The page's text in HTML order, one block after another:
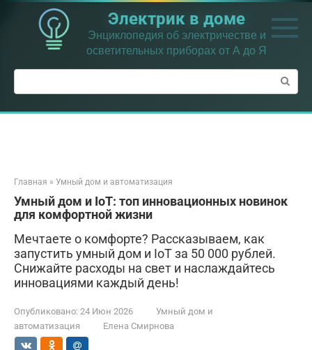
Перейти
контенту
Электрик в доме
Энциклопедия об электричестве и
осветительных приборах от А до Я
Поиск:
Главная » Умный дом и автоматизация
Умный дом и IoT: топ инновационных новинок
для комфортной жизни
Мечтаете о комфорте? Рассказываем, как
запустить умный дом и IoT за 50 000 рублей.
Снижайте расходы на свет и наслаждайтесь
инновациями каждый день!
Опубликовано: 24 Июн 2026
Умный дом и
автоматизация
Елена Смирнова